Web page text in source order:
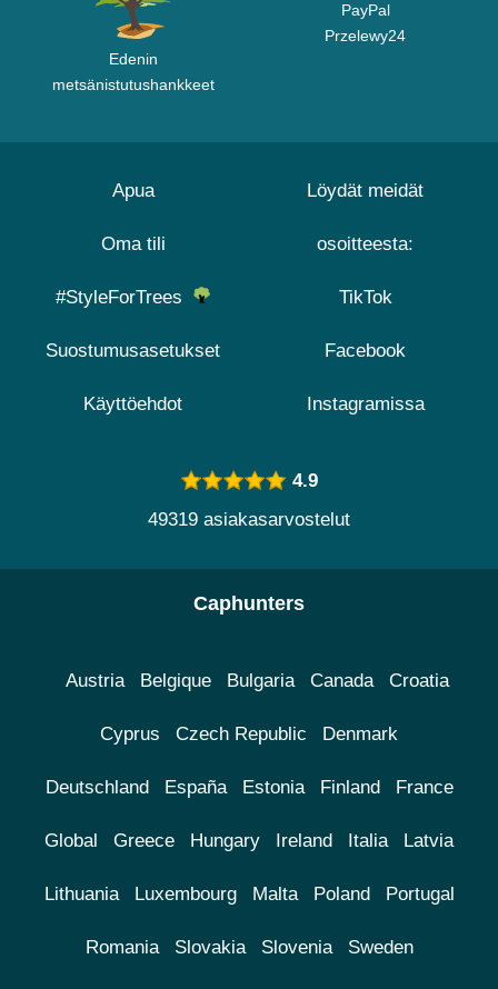
Edenin
metsänistutushankkeet
PayPal
Przelewy24
Apua
Oma tili
#StyleForTrees
Suostumusasetukset
Käyttöehdot
Löydät meidät
osoitteesta:
TikTok
Facebook
Instagramissa
4.9
49319 asiakasarvostelut
Caphunters
Austria Belgique Bulgaria Canada Croatia
Cyprus Czech Republic Denmark
Deutschland España Estonia Finland France
Global Greece Hungary Ireland Italia Latvia
Lithuania Luxembourg Malta Poland Portugal
Romania Slovakia Slovenia Sweden